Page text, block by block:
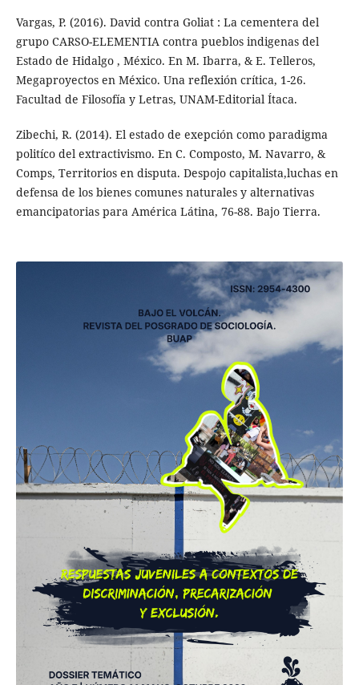
Vargas, P. (2016). David contra Goliat : La cementera del
grupo CARSO-ELEMENTIA contra pueblos indigenas del
Estado de Hidalgo , México. En M. Ibarra, & E. Telleros,
Megaproyectos en México. Una reflexión crítica, 1-26.
Facultad de Filosofía y Letras, UNAM-Editorial Ítaca.
Zibechi, R. (2014). El estado de exepción como paradigma
politíco del extractivismo. En C. Composto, M. Navarro, &
Comps, Territorios en disputa. Despojo capitalista,luchas en
defensa de los bienes comunes naturales y alternativas
emancipatorias para América Látina, 76-88. Bajo Tierra.